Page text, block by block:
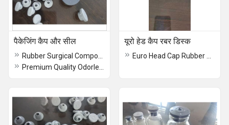
पैकेजिंग कैप और सील यूरो हेड कैप रबर डिस्क